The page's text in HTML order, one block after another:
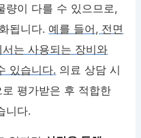
량이 다를 수 있으므로,
됩니다. 예를 들어, 전면
는 사용되는 장비와
있습니다. 의료 상담 시
평가받은 후 적합한
니다.